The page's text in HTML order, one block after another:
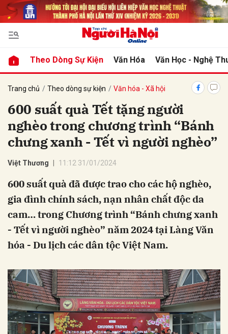
Theo Dòng Sự Kiện Văn Hóa Văn Học - Nghệ
Trang chủ Theo dòng sự kiện Văn hóa - Xã hội
600 suất quà Tết tặng người
nghèo trong chương trình “Bánh
chưng xanh - Tết vì người nghèo”
Việt Thương 11:12 31/01/2024
600 suất quà đã được trao cho các hộ nghèo,
gia đình chính sách, nạn nhân chất độc da
cam… trong Chương trình “Bánh chưng xanh
- Tết vì người nghèo” năm 2024 tại Làng Văn
hóa - Du lịch các dân tộc Việt Nam.
luận